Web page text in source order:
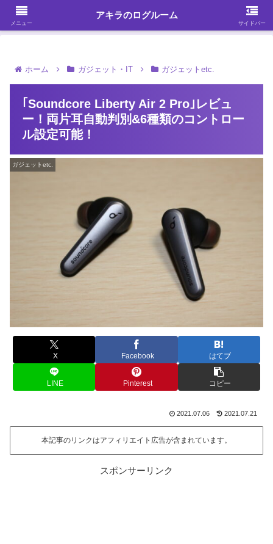
ガジェット・スマホ・パソコンを中心に何かを発見する
ホーム ガジェット・IT ガジェットetc.
｢Soundcore Liberty Air 2 Pro｣レビュ
ー！両片耳自動判別&6種類のコントロー
ル設定可能！
ガジェットetc.
X Facebook はてブ
LINE Pinterest コピー
2021.07.06 2021.07.21
本記事のリンクはアフィリエイト広告が含まれています。
スポンサーリンク
メニュー
アキラのログルーム
サイドバー